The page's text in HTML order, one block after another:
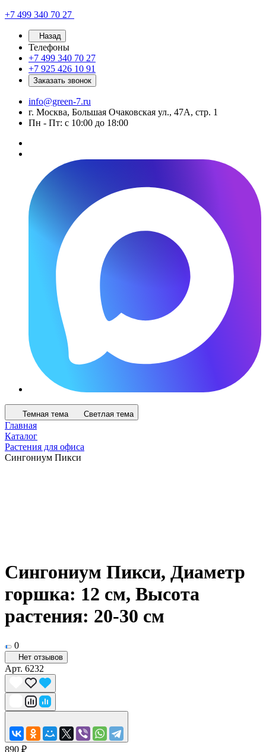
+7 499 340 70 27
Назад
Телефоны
+7 499 340 70 27
+7 925 426 10 91
Заказать звонок
info@green-7.ru
г. Москва, Большая Очаковская ул., 47А, стр. 1
Пн - Пт: с 10:00 до 18:00
Темная тема Светлая тема
Главная
Каталог
Растения для офиса
Сингониум Пикси
Сингониум Пикси, Диаметр
горшка: 12 см, Высота
растения: 20-30 см
0
Нет отзывов
Арт. 6232
890 ₽